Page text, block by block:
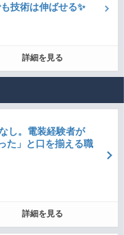
技術は伸ばせる✨
詳細を見る
し。電装経験者が
た」と口を揃える職
詳細を見る